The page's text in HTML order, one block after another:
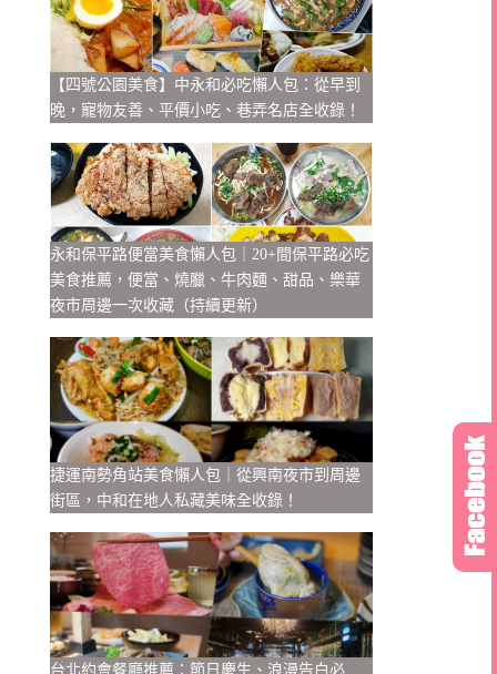
【四號公園美食】中永和必吃懶人包：從早到
晚，寵物友善、平價小吃、巷弄名店全收錄！
永和保平路便當美食懶人包｜20+間保平路必吃
美食推薦，便當、燒臘、牛肉麵、甜品、樂華
夜市周邊一次收藏（持續更新）
捷運南勢角站美食懶人包｜從興南夜市到周邊
街區，中和在地人私藏美味全收錄！
台北約會餐廳推薦：節日慶生、浪漫告白必